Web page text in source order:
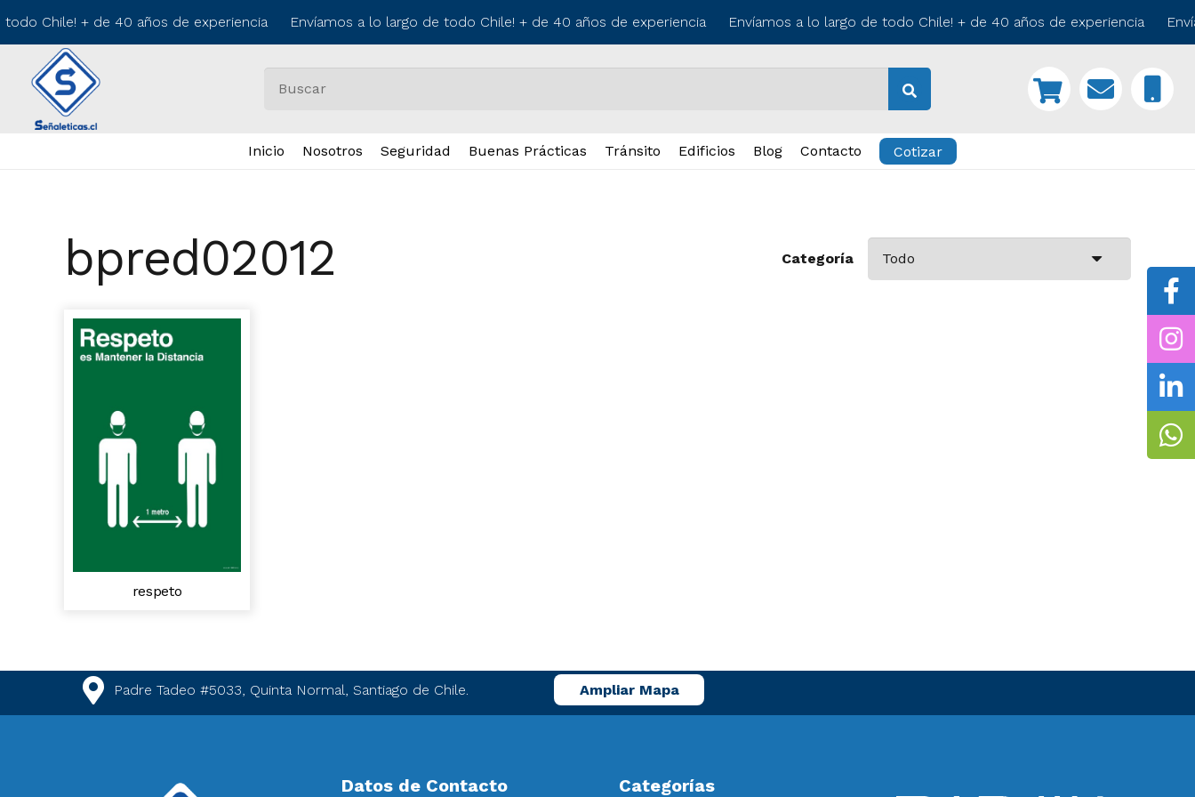
Chile! + de 40 años de experiencia Envíamos a lo largo de todo Chile! + de 40 años de experiencia Envíamos a lo largo de todo Chile! + de 40 años de experiencia
Inicio Nosotros Seguridad Buenas Prácticas Tránsito Edificios Blog Contacto Cotizar
bpred02012 Categoría
respeto
Padre Tadeo #5033, Quinta Normal, Santiago de Chile. Ampliar Mapa
Datos de Contacto Categorías